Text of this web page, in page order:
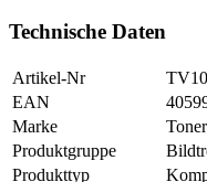
Technische Daten
Artikel-Nr
EAN
Marke
Produktgruppe
Produkttyp